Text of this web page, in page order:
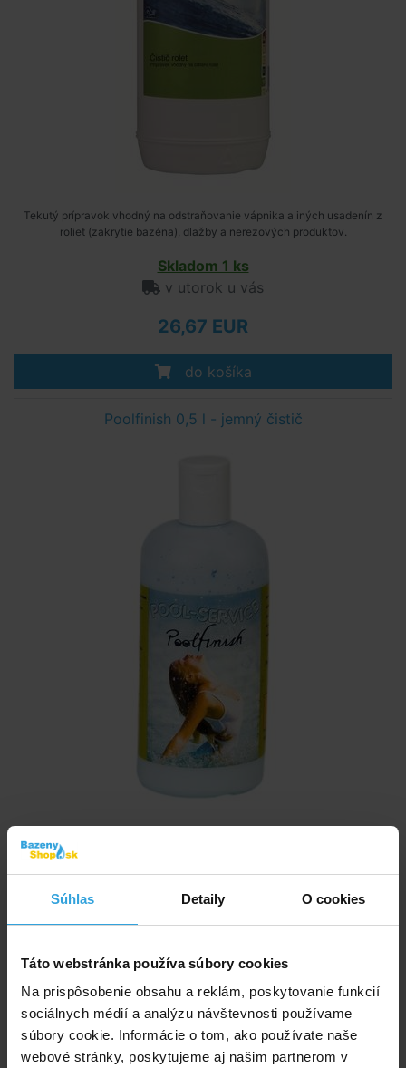
Súhlas Detaily O cookies
Táto webstránka používa súbory cookies
Na prispôsobenie obsahu a reklám, poskytovanie funkcií
sociálnych médií a analýzu návštevnosti používame
súbory cookie. Informácie o tom, ako používate naše
webové stránky, poskytujeme aj našim partnerom v
Tekutý prípravok vhodný na odstraňovanie vápnika a iných usadenín z
roliet (zakrytie bazéna), dlažby a nerezových produktov.
Skladom 1 ks
v utorok u vás
26,67 EUR
do košíka
Poolfinish 0,5 l - jemný čistič
v utorok u vás
do košíka
KamaClin ATK 1l